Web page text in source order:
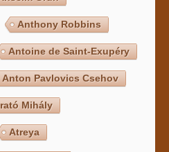
Anthony Robbins
Antoine de Saint-Exupéry
Anton Pavlovics Csehov
Mihály
Atreya